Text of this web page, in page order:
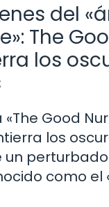
del
The
los
Good
los
un
como el